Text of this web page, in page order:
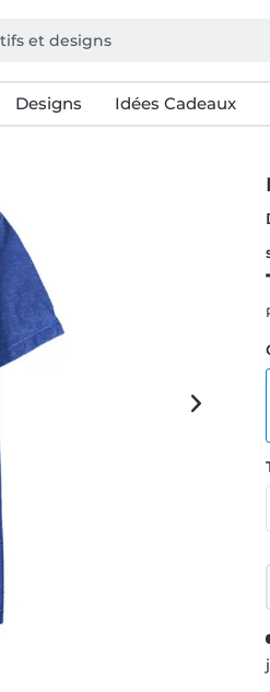
Designs Idées Cadeaux